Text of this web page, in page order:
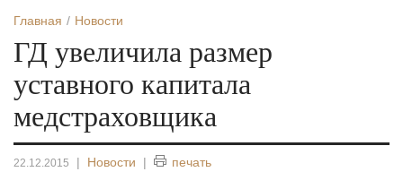
Главная Новости
ГД увеличила размер
уставного капитала
медстраховщика
22.12.2015 | Новости | печать